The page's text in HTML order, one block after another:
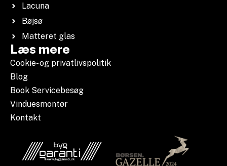
Lacuna
Bøjsø
Matteret glas
Læs mere
Cookie- og privatlivspolitik
Blog
Book Servicebesøg
Vinduesmontør
Kontakt